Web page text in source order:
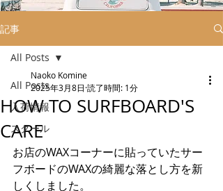
記事
All Posts
入荷情報
スクール
All Posts
HOW TO SURFBOARD'S
CARE
Naoko Komine
2025年3月8日 読了時間: 1分
お店のWAXコーナーに貼っていたサー
フボードのWAXの綺麗な落とし方を新
しくしました。